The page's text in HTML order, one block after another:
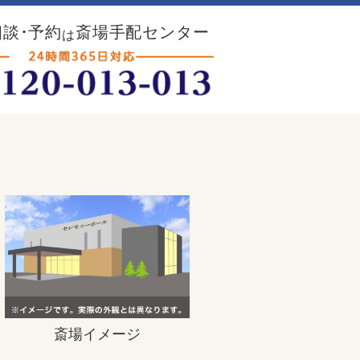
･予約は斎場手配センター
斎場イメージ